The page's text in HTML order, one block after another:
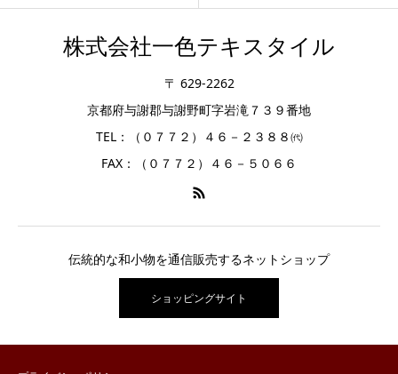
株式会社一色テキスタイル
〒 629-2262
京都府与謝郡与謝野町字岩滝７３９番地
TEL：（０７７２）４６－２３８８㈹
FAX：（０７７２）４６－５０６６
伝統的な和小物を通信販売するネットショップ
ショッピングサイト